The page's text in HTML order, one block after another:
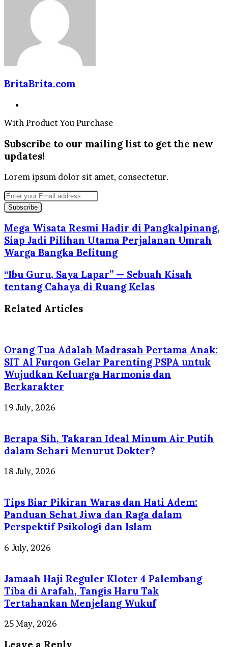
BritaBrita.com
With Product You Purchase
Subscribe to our mailing list to get the new
updates!
Lorem ipsum dolor sit amet, consectetur.
Enter
your
Email
address
Mega Wisata Resmi Hadir di Pangkalpinang,
Siap Jadi Pilihan Utama Perjalanan Umrah
Warga Bangka Belitung
“Ibu Guru, Saya Lapar” — Sebuah Kisah
tentang Cahaya di Ruang Kelas
Related Articles
Orang Tua Adalah Madrasah Pertama Anak:
SIT Al Furqon Gelar Parenting PSPA untuk
Wujudkan Keluarga Harmonis dan
Berkarakter
19 July, 2026
Berapa Sih, Takaran Ideal Minum Air Putih
dalam Sehari Menurut Dokter?
18 July, 2026
Tips Biar Pikiran Waras dan Hati Adem:
Panduan Sehat Jiwa dan Raga dalam
Perspektif Psikologi dan Islam
6 July, 2026
Jamaah Haji Reguler Kloter 4 Palembang
Tiba di Arafah, Tangis Haru Tak
Tertahankan Menjelang Wukuf
25 May, 2026
Leave a Reply